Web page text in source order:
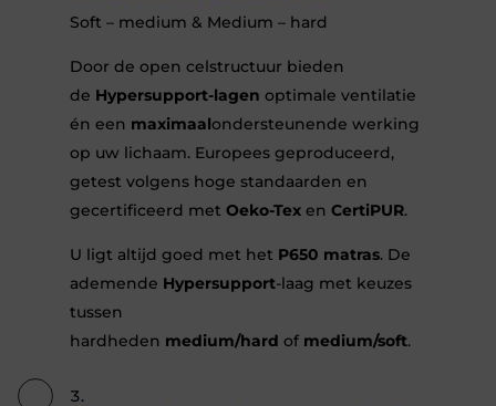
Soft – medium & Medium – hard
Door de open celstructuur bieden
de Hypersupport-lagen optimale ventilatie
én een maximaalondersteunende werking
op uw lichaam. Europees geproduceerd,
getest volgens hoge standaarden en
gecertificeerd metOeko-Tex enCertiPUR.
U ligt altijd goed met het P650 matras. De
ademende Hypersupport-laag met keuzes
tussen
hardheden medium/hard of medium/soft.